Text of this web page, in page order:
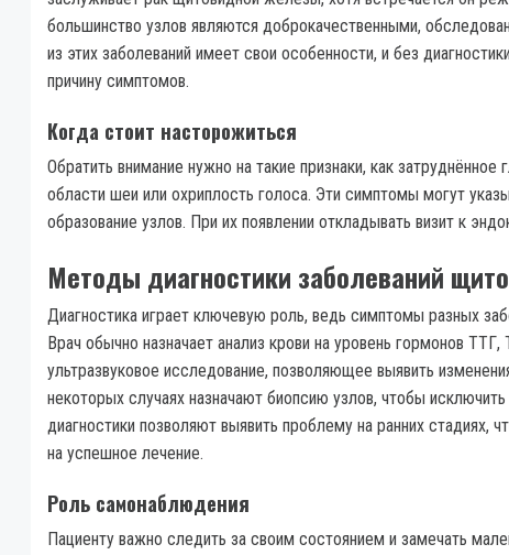
большинство узлов являются доброкачественными,
из этих заболеваний имеет свои особенности, и без
причину симптомов.
Когда стоит насторожиться
Обратить внимание нужно на такие признаки, как затруднённое
области шеи или охриплость голоса. Эти симптомы могут
образование узлов. При их появлении откладывать визит к
Методы диагностики заболеваний
Диагностика играет ключевую роль, ведь симптомы разных
Врач обычно назначает анализ крови на уровень гормонов
ультразвуковое исследование, позволяющее выявить
некоторых случаях назначают биопсию узлов, чтобы
диагностики позволяют выявить проблему на ранних стадиях,
на успешное лечение.
Роль самонаблюдения
Пациенту важно следить за своим состоянием и замечать